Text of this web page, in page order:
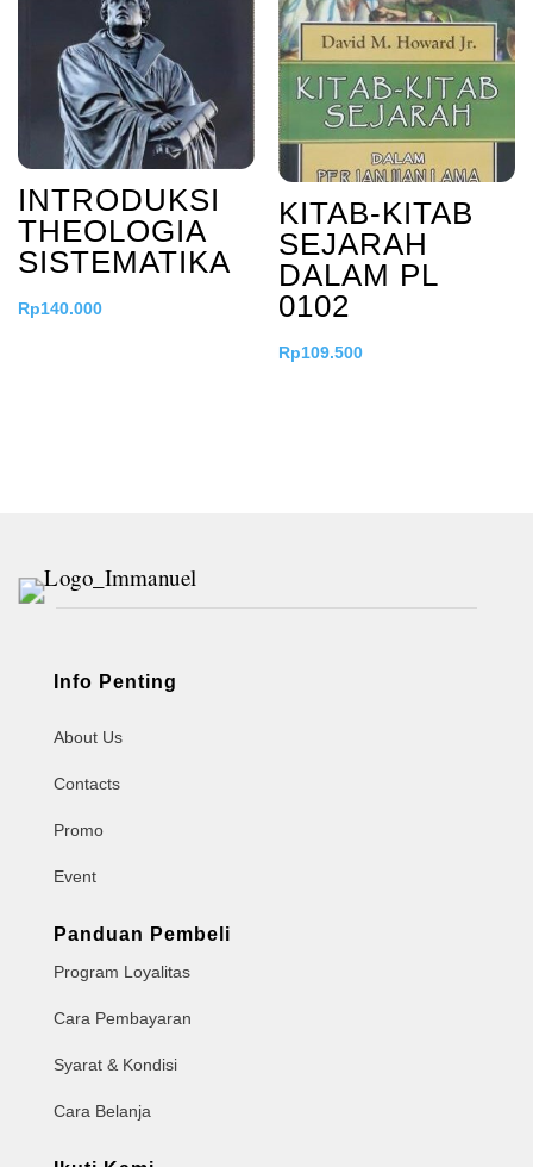
INTRODUKSI
THEOLOGIA
SISTEMATIKA
Rp140.000
KITAB-KITAB
SEJARAH
DALAM PL
0102
Rp109.500
Info Penting
About Us
Contacts
Promo
Event
Panduan Pembeli
Program Loyalitas
Cara Pembayaran
Syarat & Kondisi
Cara Belanja